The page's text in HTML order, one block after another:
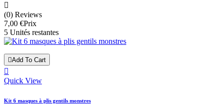

(0) Reviews
7,00 €Prix
5 Unités restantes
Add To Cart

Quick View
Kit 6 masques à plis gentils monstres